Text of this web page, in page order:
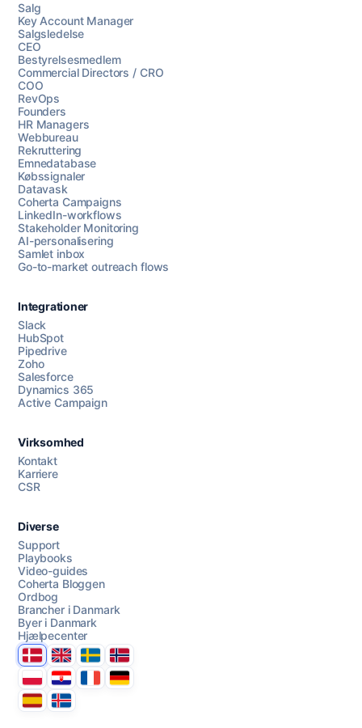
Chat med os
AI Campaign Assist
Salg
Key Account Manager
Salgsledelse
CEO
Bestyrelsesmedlem
Commercial Directors / CRO
COO
RevOps
Founders
HR Managers
Webbureau
Rekruttering
Emnedatabase
Købssignaler
Datavask
Coherta Campaigns
LinkedIn-workflows
Stakeholder Monitoring
AI-personalisering
Samlet inbox
Go-to-market outreach flows
Integrationer
Slack
HubSpot
Pipedrive
Zoho
Salesforce
Dynamics 365
Active Campaign
Virksomhed
Kontakt
Karriere
CSR
Diverse
Support
Playbooks
Video-guides
Coherta Bloggen
Ordbog
Brancher i Danmark
Byer i Danmark
Hjælpecenter
DanmarkUnited Kingdom
SverigeNorge
PolskaHrvatskaFranceDeutschland
EspanaÍsland